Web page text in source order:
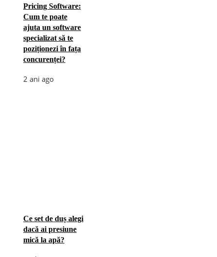
Pricing Software:
Cum te poate
ajuta un software
specializat să te
poziționezi în fața
concurenței?
2 ani ago
Ce set de duș alegi
dacă ai presiune
mică la apă?